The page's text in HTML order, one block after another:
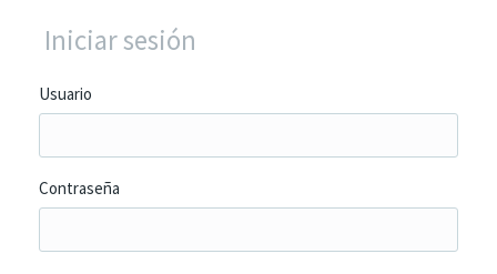
Iniciar sesión
Usuario
Contraseña